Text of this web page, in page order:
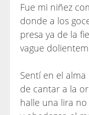
Fue mi niñez
donde a los
presa ya de la
vague
Sentí en el
de cantar a la
halle una lira